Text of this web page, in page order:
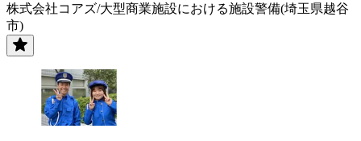
株式会社コアズ/大型商業施設における施設警備(埼玉県越谷
市)